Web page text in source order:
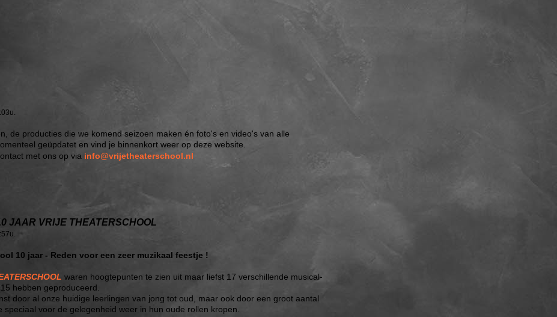
de producties die we komend seizoen maken én foto's en video's van alle
geüpdatet en vind je binnenkort weer op deze website.
met ons op via info@vrijetheaterschool.nl
JAAR VRIJE THEATERSCHOOL
10 jaar - Reden voor een zeer muzikaal feestje !
waren hoogtepunten te zien uit maar liefst 17 verschillende musical-
hebben geproduceerd.
door al onze huidige leerlingen van jong tot oud, maar ook door een groot aantal
voor de gelegenheid weer in hun oude rollen kropen.